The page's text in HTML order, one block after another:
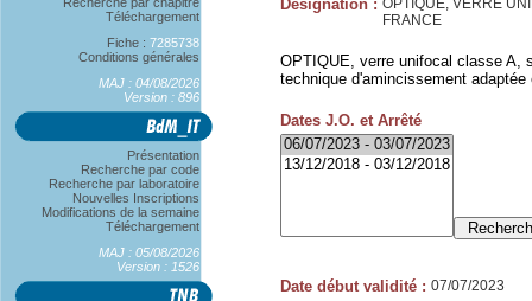
Téléchargement
Fiche : 7285738
Conditions générales
MAJ : 04/08/2026
Version : 896
Présentation
Recherche par code
Recherche par laboratoire
Nouvelles Inscriptions
Modifications de la semaine
Téléchargement
MAJ : 05/08/2026
Version : 1526
Désignation : OPTIQUE, VERRE
FRANCE
OPTIQUE, verre unifocal classe A,
technique d'amincissement
Dates J.O. et Arrêté
Date début validité : 07/07/2023